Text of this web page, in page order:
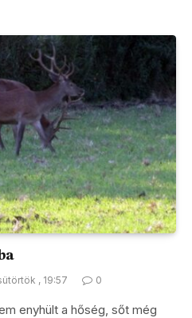
, 19:57 0
enyhült a hőség, sőt még